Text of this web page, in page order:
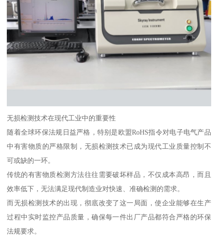
无损检测技术在现代工业中的重要性
随着全球环保法规日益严格，特别是欧盟RoHS指令对电子电气产品
中有害物质的严格限制，无损检测技术已成为现代工业质量控制不
可或缺的一环。
传统的有害物质检测方法往往需要破坏样品，不仅成本高昂，而且
效率低下，无法满足现代制造业对快速、准确检测的需求。
而无损检测技术的出现，彻底改变了这一局面，使企业能够在生产
过程中实时监控产品质量，确保每一件出厂产品都符合严格的环保
法规要求。